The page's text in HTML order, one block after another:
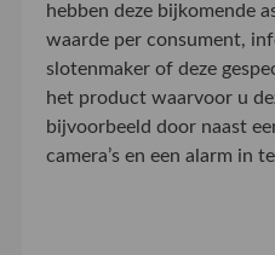
hebben deze bijkomende
waarde per consument,
slotenmaker of deze
het product waarvoor u
bijvoorbeeld door naast
camera’s en een alarm in